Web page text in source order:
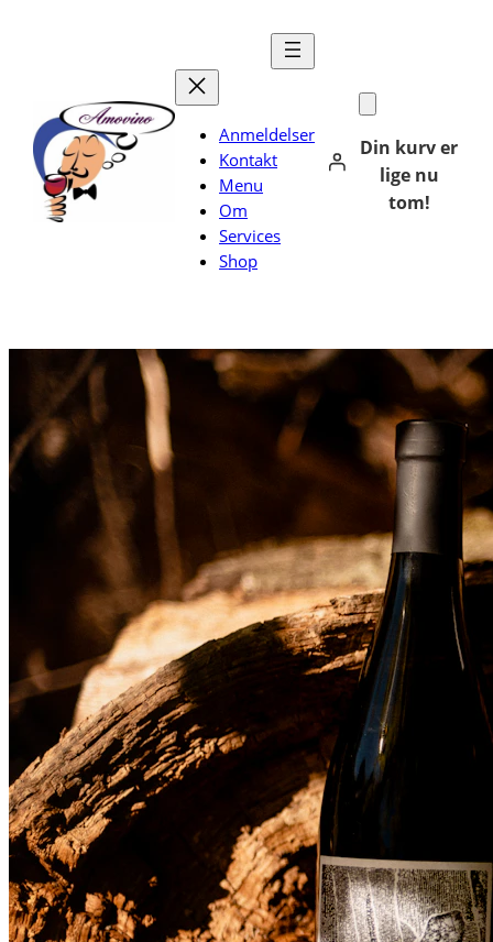
Anmeldelser
Kontakt
Menu
Om
Services
Shop
Din kurv er
lige nu
tom!